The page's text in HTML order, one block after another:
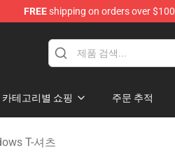
FREEshipping on orders over $100
Merchandise Store
카테고리별 쇼핑 주문 추적
T-셔츠